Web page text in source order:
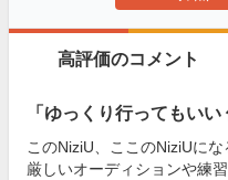
高評価のコメント
「ゆっくり行ってもいい
このNiziU、ここのNiziUに
厳しいオーディションや練習